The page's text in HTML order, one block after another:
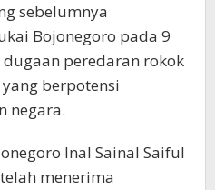
sebelumnya
Bojonegoro pada 9
peredaran rokok
berpotensi
negara.
Inal Sainal Saiful
menerima